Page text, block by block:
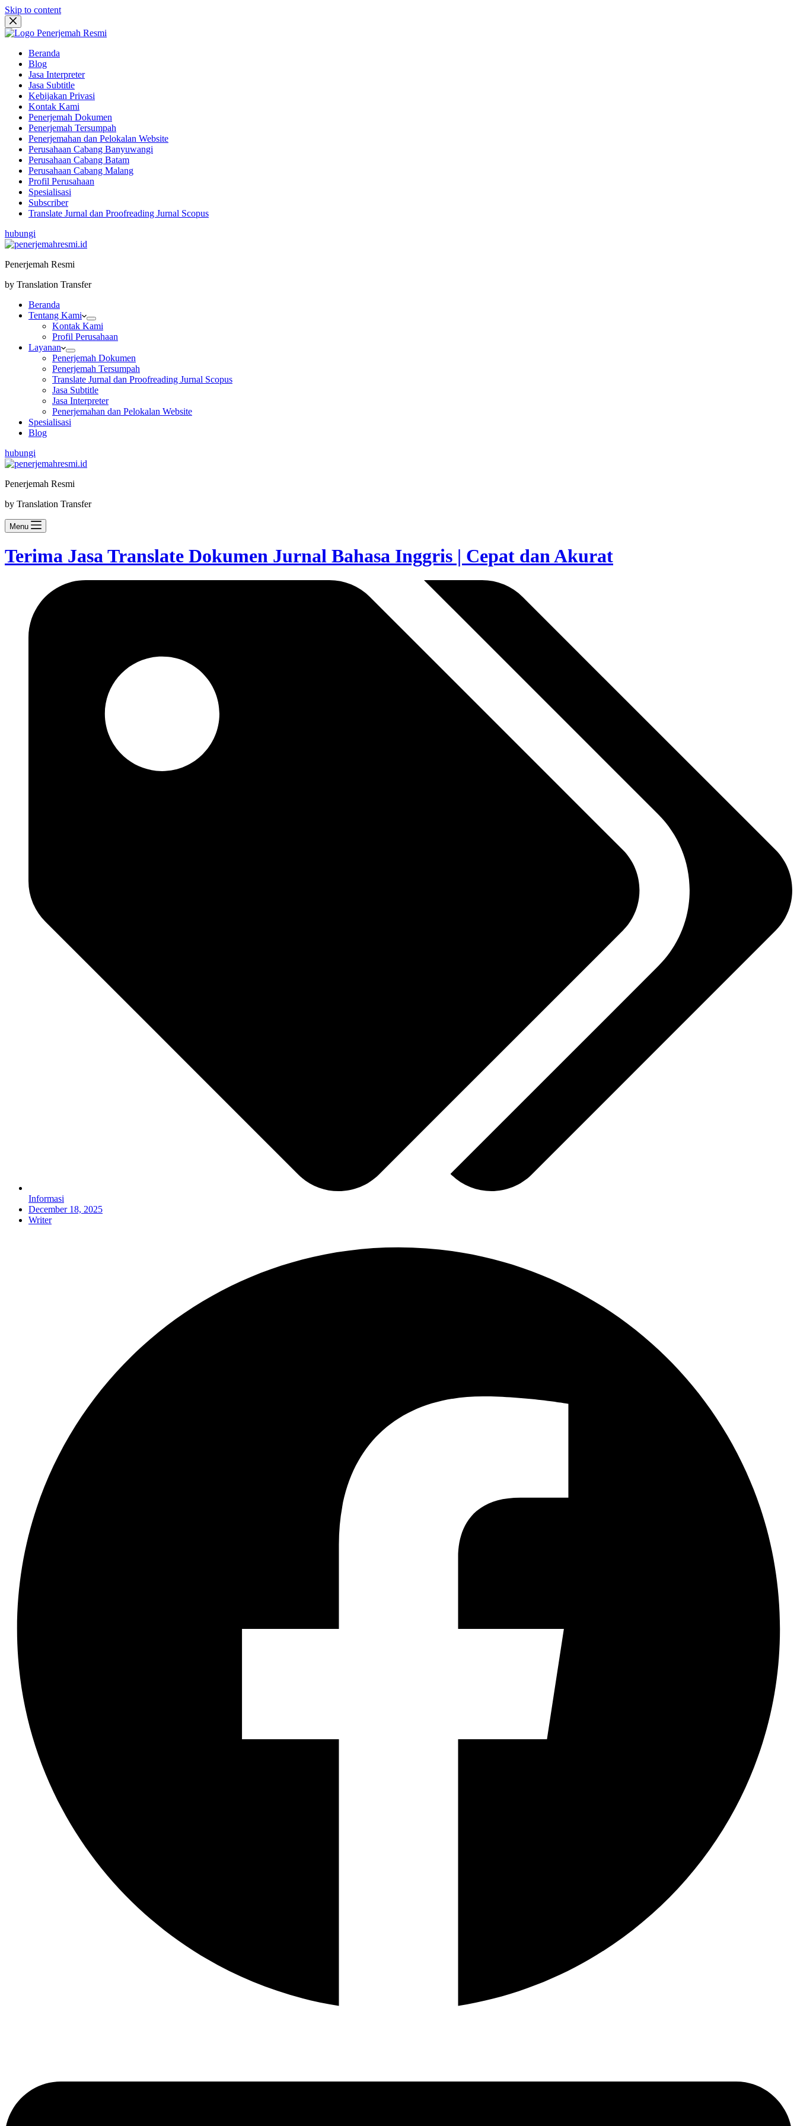
Skip to content
Beranda
Blog
Jasa Interpreter
Jasa Subtitle
Kebijakan Privasi
Kontak Kami
Penerjemah Dokumen
Penerjemah Tersumpah
Penerjemahan dan Pelokalan Website
Perusahaan Cabang Banyuwangi
Perusahaan Cabang Batam
Perusahaan Cabang Malang
Profil Perusahaan
Spesialisasi
Subscriber
Translate Jurnal dan Proofreading Jurnal Scopus
hubungi
Penerjemah Resmi
by Translation Transfer
Beranda
Tentang Kami
Kontak Kami
Profil Perusahaan
Layanan
Penerjemah Dokumen
Penerjemah Tersumpah
Translate Jurnal dan Proofreading Jurnal Scopus
Jasa Subtitle
Jasa Interpreter
Penerjemahan dan Pelokalan Website
Spesialisasi
Blog
hubungi
Penerjemah Resmi
by Translation Transfer
Menu
Terima Jasa Translate Dokumen Jurnal Bahasa Inggris | Cepat dan Akurat
Informasi
December 18, 2025
Writer